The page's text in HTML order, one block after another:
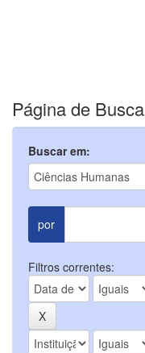
Página de Busca
Buscar em:
por
Filtros correntes: